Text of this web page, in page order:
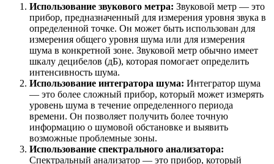
Использование звукового метра: Звуковой метр — это
прибор, предназначенный для измерения уровня звука в
определенной точке. Он может быть использован для
измерения общего уровня шума или для измерения
шума в конкретной зоне. Звуковой метр обычно имеет
шкалу децибелов (дБ), которая помогает определить
интенсивность шума.
Использование интегратора шума: Интегратор шума
— это более сложный прибор, который может измерять
уровень шума в течение определенного периода
времени. Он позволяет получить более точную
информацию о шумовой обстановке и выявить
возможные проблемные зоны.
Использование спектрального анализатора:
Спектральный анализатор — это прибор, который